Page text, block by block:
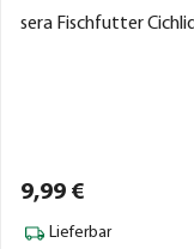
sera Fischfutter
9,99 €
Lieferbar